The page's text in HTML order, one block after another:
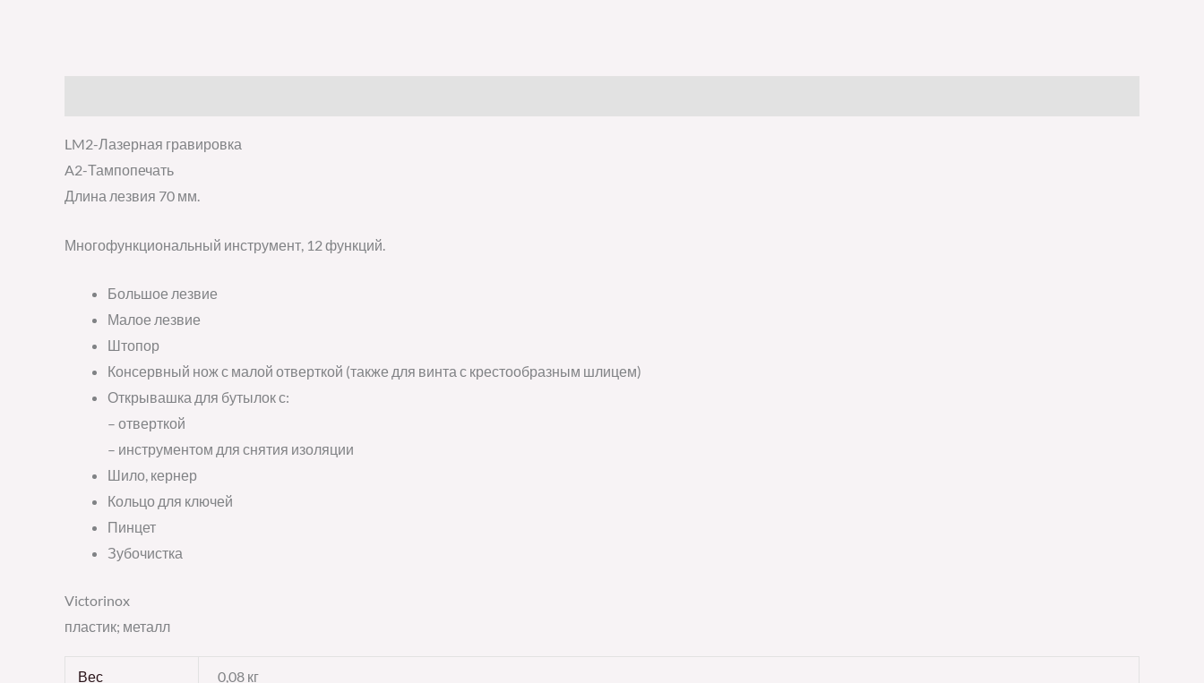
LM2-Лазерная гравировка
A2-Тампопечать
Длина лезвия 70 мм.
Многофункциональный инструмент, 12 функций.
Большое лезвие
Малое лезвие
Штопор
Консервный нож с малой отверткой (также для винта с крестообразным шлицем)
Открывашка для бутылок с:
– отверткой
– инструментом для снятия изоляции
Шило, кернер
Кольцо для ключей
Пинцет
Зубочистка
Victorinox
пластик; металл
Вес 0,08 кг